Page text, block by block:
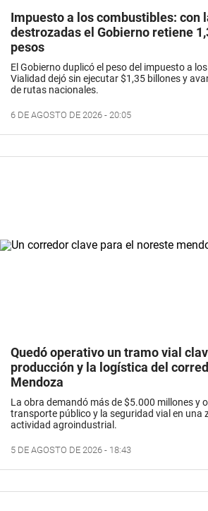
Impuesto a los combustibles: con
destrozadas el Gobierno retiene
pesos
El Gobierno duplicó el peso del impuesto a
Vialidad dejó sin ejecutar $1,35 billones y
de rutas nacionales.
6 DE AGOSTO DE 2026 - 20:05
Quedó operativo un tramo vial
producción y la logística del
Mendoza
La obra demandó más de $5.000 millones y
transporte público y la seguridad vial en una
actividad agroindustrial.
5 DE AGOSTO DE 2026 - 18:43